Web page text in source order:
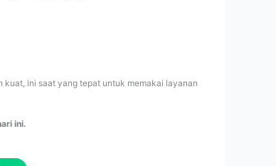
ini saat yang tepat untuk memakai layanan
ini.